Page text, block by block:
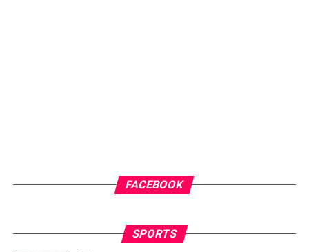
FACEBOOK
SPORTS